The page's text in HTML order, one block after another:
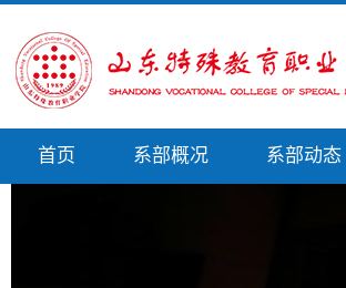
首页 系部概况 系部动态